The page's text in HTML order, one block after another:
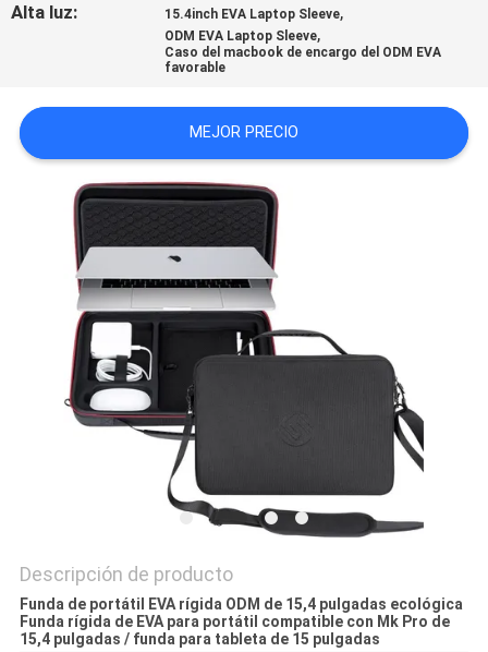
Alta luz: 15.4inch EVA Laptop Sleeve,
ODM EVA Laptop Sleeve,
Caso del macbook de encargo del ODM EVA
favorable
MEJOR PRECIO
Descripción de producto
Funda de portátil EVA rígida ODM de 15,4 pulgadas ecológica
Funda rígida de EVA para portátil compatible con Mk Pro de
15,4 pulgadas / funda para tableta de 15 pulgadas